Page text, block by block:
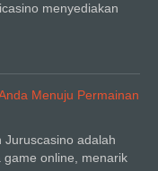
menyediakan
Menuju Permainan
Juruscasino adalah
online, menarik